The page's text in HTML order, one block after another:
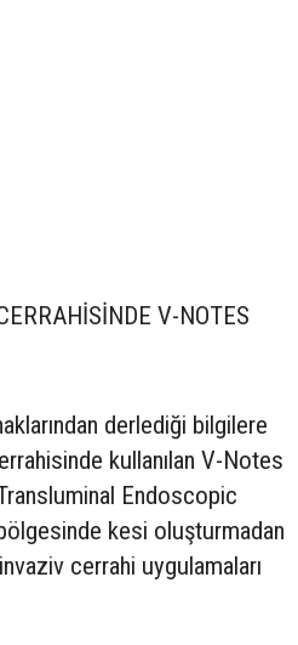
V-NOTES
derlediği bilgilere
kullanılan V-Notes
Endoscopic
kesi oluşturmadan
cerrahi uygulamaları